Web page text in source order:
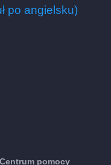
po angielsku)
Centrum pomocy